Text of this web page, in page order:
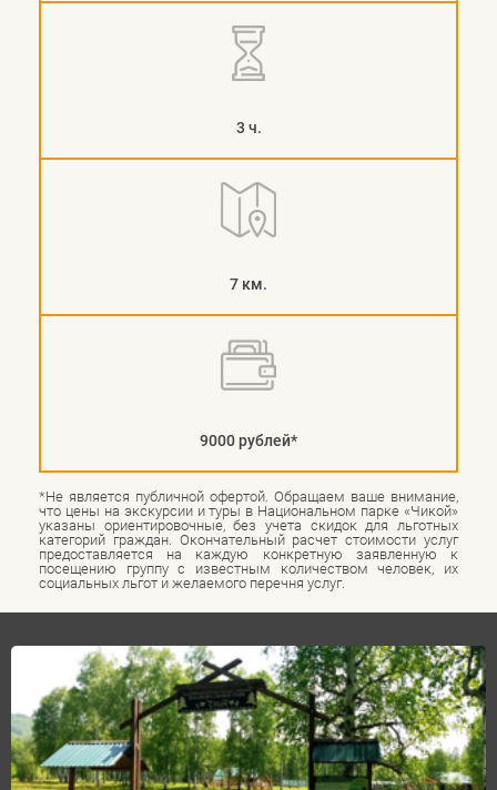
3 ч.
7 км.
9000 рублей*
*Не является публичной офертой. Обращаем ваше внимание,
что цены на экскурсии и туры в Национальном парке «Чикой»
указаны ориентировочные, без учета скидок для льготных
категорий граждан. Окончательный расчет стоимости услуг
предоставляется на каждую конкретную заявленную к
посещению группу с известным количеством человек, их
социальных льгот и желаемого перечня услуг.